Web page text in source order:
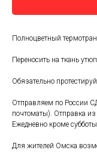
Полноцветный
Переносить на ткань
Обязательно
Отправляем по России
почтоматы). Отправка
Ежедневно кроме
Для жителей Омска